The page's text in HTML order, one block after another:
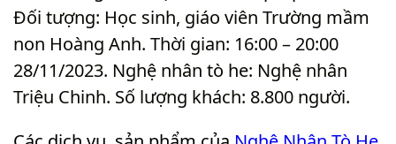
Đối tượng: Học sinh, giáo viên Trường mầm
non Hoàng Anh. Thời gian: 16:00 – 20:00
28/11/2023. Nghệ nhân tò he: Nghệ nhân
Triệu Chinh. Số lượng khách: 8.800 người.